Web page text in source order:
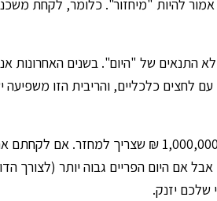
אמור להיות "מיחזור". כלומר, לקחת
של "היום". בשנים האחרונות
לחצים כלכליים, והריבית הזו משפיעה
שלכם יזנק.